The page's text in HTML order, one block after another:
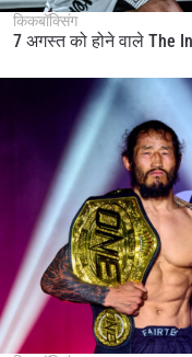
किकबॉक्सिंग
7 अगस्त को होने वाले The